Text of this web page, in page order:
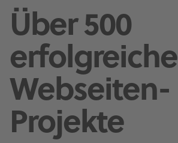
Über 500
erfolgreiche
Webseiten-
Projekte